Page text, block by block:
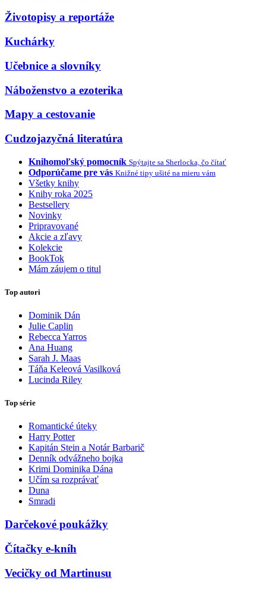
Životopisy a reportáže
Kuchárky
Učebnice a slovníky
Náboženstvo a ezoterika
Mapy a cestovanie
Cudzojazyčná literatúra
Knihomoľský pomocník Spýtajte sa Sherlocka, čo čítať
Odporúčame pre vás Knižné tipy ušité na mieru vám
Všetky knihy
Knihy roka 2025
Bestsellery
Novinky
Pripravované
Akcie a zľavy
Kolekcie
BookTok
Mám záujem o titul
Top autori
Dominik Dán
Julie Caplin
Rebecca Yarros
Ana Huang
Sarah J. Maas
Táňa Keleová Vasilková
Lucinda Riley
Top série
Romantické úteky
Harry Potter
Kapitán Stein a Notár Barbarič
Denník odvážneho bojka
Krimi Dominika Dána
Učím sa rozprávať
Duna
Smradi
Darčekové poukážky
Čítačky e-kníh
Vecičky od Martinusu